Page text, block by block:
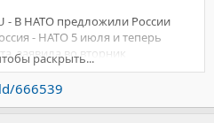
- В НАТО предложили России
- НАТО 5 июля и теперь
заявила во вторник
при НАТО Кей Бейли
раскрыть...
666539